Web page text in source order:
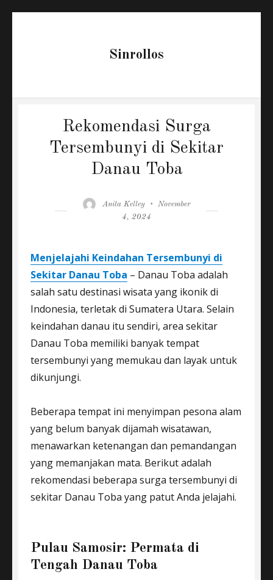
Sinrollos
Rekomendasi Surga
Tersembunyi di Sekitar
Danau Toba
Author
Anita Kelley
Posted
November
4, 2024
Menjelajahi Keindahan Tersembunyi di
Sekitar Danau Toba – Danau Toba adalah
salah satu destinasi wisata yang ikonik di
Indonesia, terletak di Sumatera Utara. Selain
keindahan danau itu sendiri, area sekitar
Danau Toba memiliki banyak tempat
tersembunyi yang memukau dan layak untuk
dikunjungi.
Beberapa tempat ini menyimpan pesona alam
yang belum banyak dijamah wisatawan,
menawarkan ketenangan dan pemandangan
yang memanjakan mata. Berikut adalah
rekomendasi beberapa surga tersembunyi di
sekitar Danau Toba yang patut Anda jelajahi.
Pulau Samosir: Permata di
Tengah Danau Toba